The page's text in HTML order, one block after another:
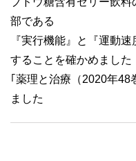
部である
『実行機能』と『運動
することを確かめました
｢薬理と治療（2020年48
ました